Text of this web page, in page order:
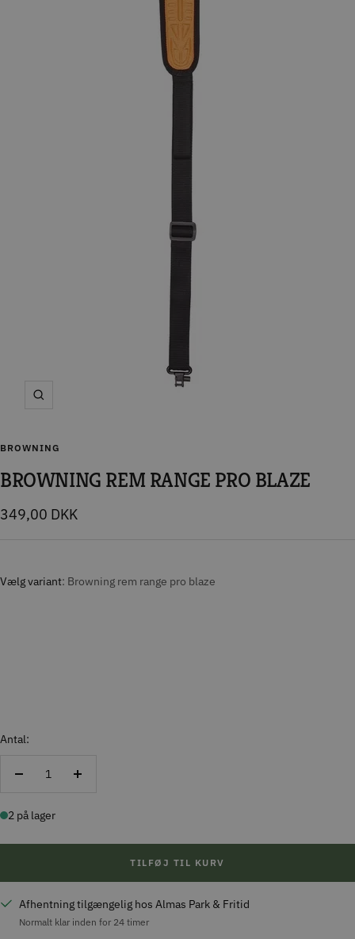
Zoom
BROWNING
BROWNING REM RANGE PRO BLAZE
Tilbudspris
349,00 DKK
Vælg variant Browning rem range pro blaze
Antal:
Reducer
Forøg
2 på lager
TILFØJ TIL KURV
Afhentning tilgængelig hos Almas Park & Fritid
Normalt klar inden for 24 timer